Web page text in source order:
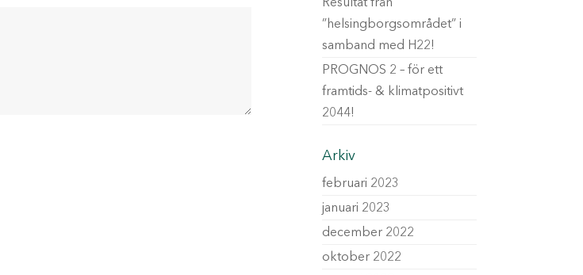
Resultat från
”helsingborgsområdet” i
samband med H22!
PROGNOS 2 – för ett
framtids- & klimatpositivt
2044!
Arkiv
februari 2023
januari 2023
december 2022
oktober 2022